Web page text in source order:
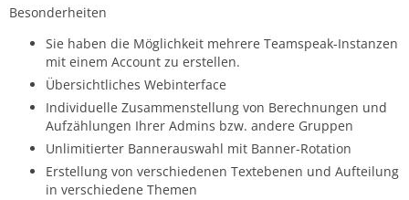
Besonderheiten
Sie haben die Möglichkeit mehrere Teamspeak-Instanzen
mit einem Account zu erstellen.
Übersichtliches Webinterface
Individuelle Zusammenstellung von Berechnungen und
Aufzählungen Ihrer Admins bzw. andere Gruppen
Unlimitierter Bannerauswahl mit Banner-Rotation
Erstellung von verschiedenen Textebenen und Aufteilung
in verschiedene Themen